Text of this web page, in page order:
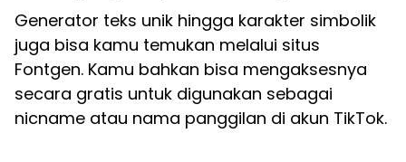
Generator teks unik hingga karakter simbolik
juga bisa kamu temukan melalui situs
Fontgen. Kamu bahkan bisa mengaksesnya
secara gratis untuk digunakan sebagai
nicname atau nama panggilan di akun TikTok.